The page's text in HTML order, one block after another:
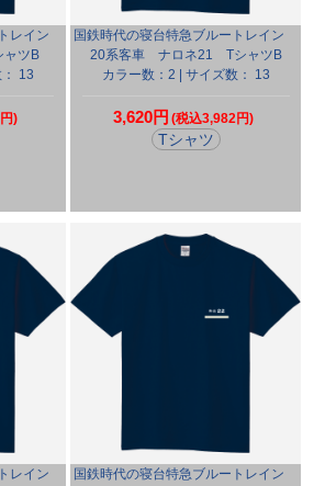
レイン
ツB
13
)
国鉄時代の寝台特急ブルートレイン
20系客車 ナロネ21 TシャツB
カラー数：2 | サイズ数： 13
3,620円 (税込3,982円)
Tシャツ
レイン
国鉄時代の寝台特急ブルートレイン